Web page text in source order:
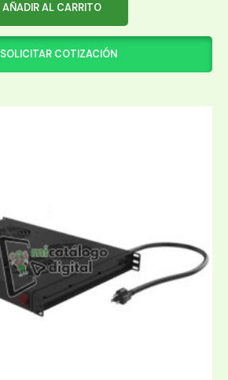
AÑADIR AL CARRITO
SOLICITAR COTIZACIÓN